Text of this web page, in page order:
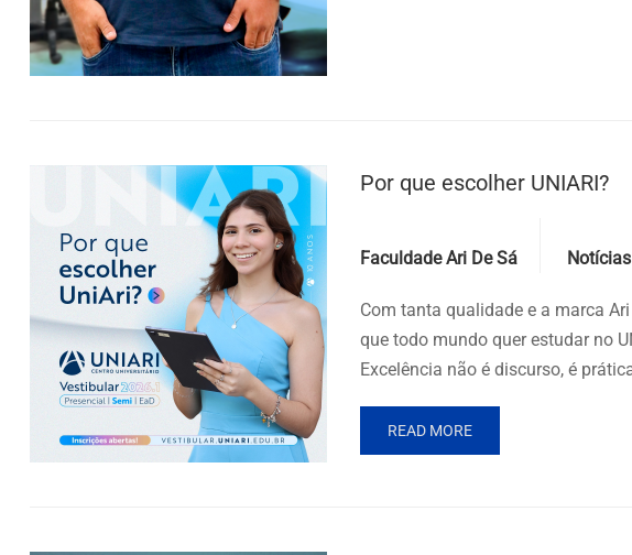
Por que escolher UNIARI?
Faculdade Ari De Sá Notícias
Com tanta qualidade e a marca
que todo mundo quer estudar no
Excelência não é discurso, é
READ MORE